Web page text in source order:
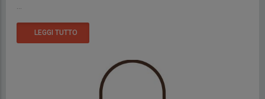
LEGGI TUTTO